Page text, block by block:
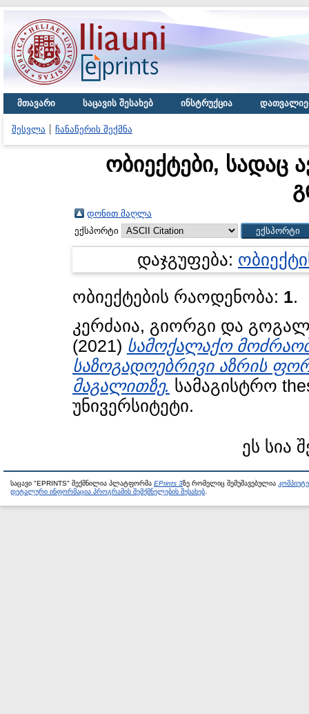
მთავარი საცავის შესახებ ინსტრუქცია
შესვლა ჩანაწერის შექმნა
ობიექტები, სადაც
დონით მაღლა
ექსპორტი
დაჯგუფება:
ობიექტების რაოდენობა: 1.
კერძაია, გიორგი და
(2021) სამოქალაქო
საზოგადოებრივი აზრის
მაგალითზე. სამაგისტრო
უნივერსიტეტი.
ეს სია
საცავი "EPRINTS" შექმნილია პლატფორმა EPrints 3ზე რომელიც შემუშავებულია
დეტალური ინფორმაცია პროგრამის შემქმნელების შესახებ